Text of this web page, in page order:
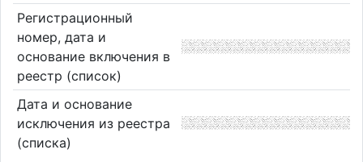
Регистрационный
номер, дата и
основание включения в
реестр (список)
Дата и основание
исключения из реестра
(списка)